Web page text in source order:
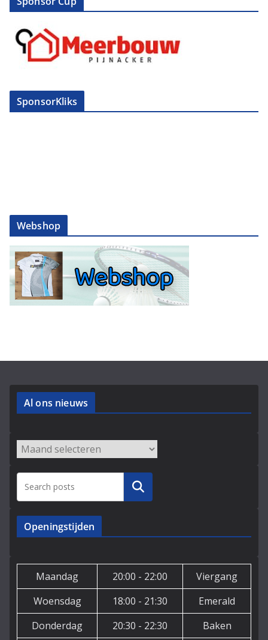
SponsorKliks
Webshop
Al ons nieuws
Archieven
Zoeken
Openingstijden
Maandag 20:00 - 22:00
Viergang
Woensdag
18:00 - 21:30
Emerald
Donderdag
20:30 - 22:30 Baken